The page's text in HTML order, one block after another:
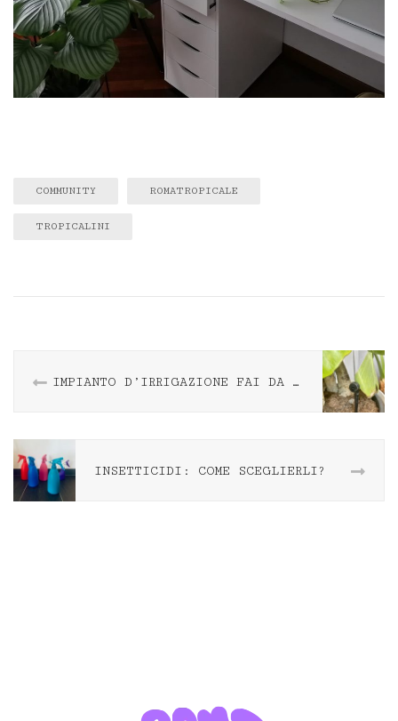
COMMUNITY ROMATROPICALE
TROPICALINI
IMPIANTO D’IRRIGAZIONE FAI DA TE
INSETTICIDI: COME SCEGLIERLI?